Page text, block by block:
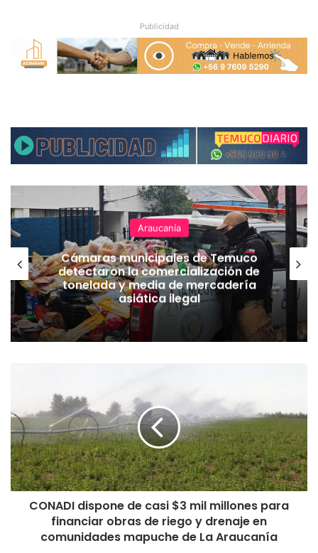
Publicidad
Araucanía
Cámaras municipales de Temuco
detectaron la comercialización de
tonelada y media de mercadería
asiática ilegal
A
D
I
d
i
s
CONADI dispone de casi $3 mil millones para
financiar obras de riego y drenaje en
comunidades mapuche de La Araucanía